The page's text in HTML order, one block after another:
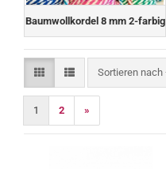
Baumwollkordel 8 mm 2-farbig
Sortieren nach
Sortieren nach
1 2 »